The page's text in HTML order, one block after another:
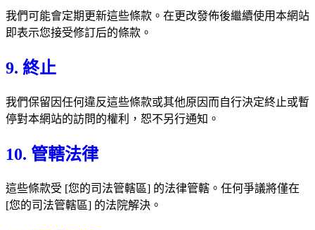
我們可能會定期更新這些條款。在更改發佈後繼續使用本網站
即表示您接受修訂后的條款。
9. 終止
我們保留因任何違反這些條款或其他原因而自行決定終止或暫
停對本網站的訪問的權利，恕不另行通知。
10. 管轄法律
這些條款受 [您的司法管轄區] 的法律管轄。任何爭議將僅在
[您的司法管轄區] 的法院解決。